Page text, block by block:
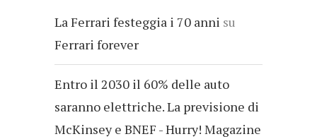
La Ferrari festeggia i 70 anni su
Ferrari forever
Entro il 2030 il 60% delle auto
saranno elettriche. La previsione di
McKinsey e BNEF - Hurry! Magazine